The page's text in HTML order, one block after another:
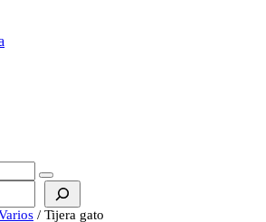
/ Tijera gato